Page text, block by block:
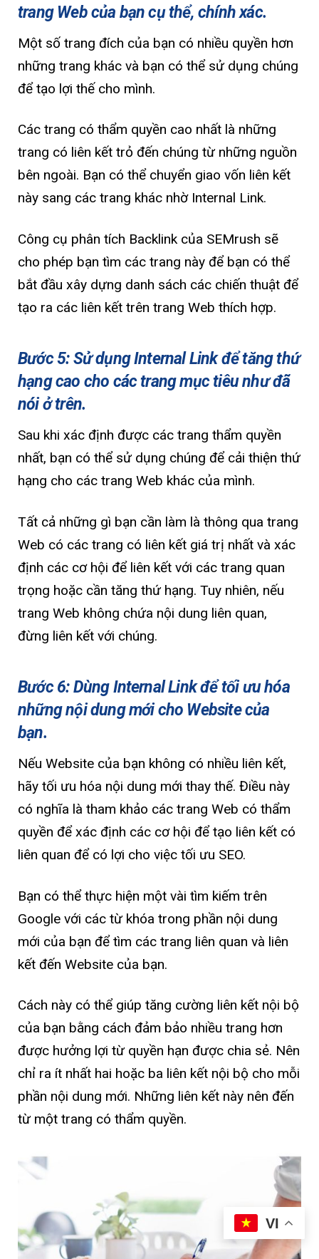
trang Web của bạn cụ thể, chính xác.
Một số trang đích của bạn có nhiều quyền hơn
những trang khác và bạn có thể sử dụng chúng
để tạo lợi thế cho mình.
Các trang có thẩm quyền cao nhất là những
trang có liên kết trỏ đến chúng từ những nguồn
bên ngoài. Bạn có thể chuyển giao vốn liên kết
này sang các trang khác nhờ Internal Link.
Công cụ phân tích Backlink của SEMrush sẽ
cho phép bạn tìm các trang này để bạn có thể
bắt đầu xây dựng danh sách các chiến thuật để
tạo ra các liên kết trên trang Web thích hợp.
Bước 5: Sử dụng Internal Link để tăng thứ
hạng cao cho các trang mục tiêu như đã
nói ở trên.
Sau khi xác định được các trang thẩm quyền
nhất, bạn có thể sử dụng chúng để cải thiện thứ
hạng cho các trang Web khác của mình.
Tất cả những gì bạn cần làm là thông qua trang
Web có các trang có liên kết giá trị nhất và xác
định các cơ hội để liên kết với các trang quan
trọng hoặc cần tăng thứ hạng. Tuy nhiên, nếu
trang Web không chứa nội dung liên quan,
đừng liên kết với chúng.
Bước 6: Dùng Internal Link để tối ưu hóa
những nội dung mới cho Website của
bạn.
Nếu Website của bạn không có nhiều liên kết,
hãy tối ưu hóa nội dung mới thay thế. Điều này
có nghĩa là tham khảo các trang Web có thẩm
quyền để xác định các cơ hội để tạo liên kết có
liên quan để có lợi cho việc tối ưu SEO.
Bạn có thể thực hiện một vài tìm kiếm trên
Google với các từ khóa trong phần nội dung
mới của bạn để tìm các trang liên quan và liên
kết đến Website của bạn.
Cách này có thể giúp tăng cường liên kết nội bộ
của bạn bằng cách đảm bảo nhiều trang hơn
được hưởng lợi từ quyền hạn được chia sẻ. Nên
chỉ ra ít nhất hai hoặc ba liên kết nội bộ cho mỗi
phần nội dung mới. Những liên kết này nên đến
từ một trang có thẩm quyền.
VI